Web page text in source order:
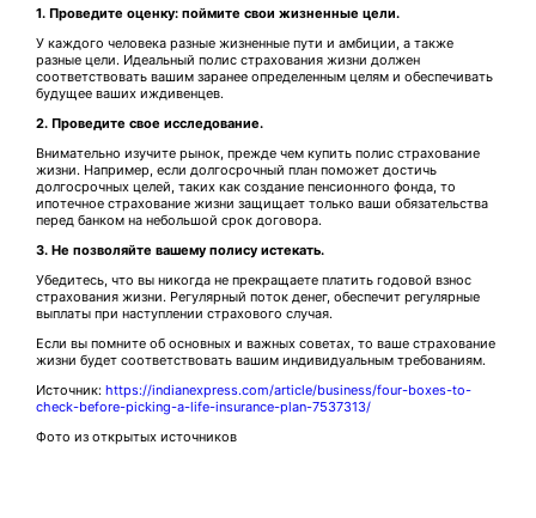
1. Проведите оценку: поймите свои жизненные цели.
У каждого человека разные жизненные пути и амбиции, а также
разные цели. Идеальный полис страхования жизни должен
соответствовать вашим заранее определенным целям и обеспечивать
будущее ваших иждивенцев.
2. Проведите свое исследование.
Внимательно изучите рынок, прежде чем купить полис страхование
жизни. Например, если долгосрочный план поможет достичь
долгосрочных целей, таких как создание пенсионного фонда, то
ипотечное страхование жизни защищает только ваши обязательства
перед банком на небольшой срок договора.
3. Не позволяйте вашему полису истекать.
Убедитесь, что вы никогда не прекращаете платить годовой взнос
страхования жизни. Регулярный поток денег, обеспечит регулярные
выплаты при наступлении страхового случая.
Если вы помните об основных и важных советах, то ваше страхование
жизни будет соответствовать вашим индивидуальным требованиям.
Источник: https://indianexpress.com/article/business/four-boxes-to-
check-before-picking-a-life-insurance-plan-7537313/
Фото из открытых источников